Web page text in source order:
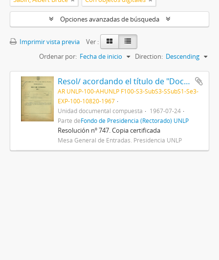
Opciones avanzadas de búsqueda
Imprimir vista previa
Ver :
Ordenar por: Fecha de inicio Direction: Descending
Resol/ acordando el título de "Doctor Honoris Causa" al Dr. Albert Sabin, y disponiendo que el acto de entrega del mismo se efectúe el día 28 del actual, en esta Presidencia 1967
AR UNLP-100-AHUNLP F100-S3-SubS3-SSubS1-Se3-
EXP-100-10820-1967
Unidad documental compuesta
1967-07-24
Parte deFondo de Presidencia (Rectorado) UNLP
Resolución nº 747. Copia certificada
Mesa General de Entradas. Presidencia UNLP